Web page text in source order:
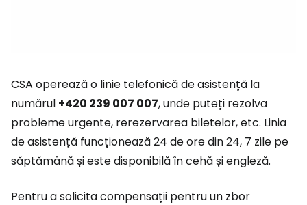
CSA operează o linie telefonică de asistență la
numărul +420 239 007 007, unde puteți rezolva
probleme urgente, rerezervarea biletelor, etc. Linia
de asistență funcționează 24 de ore din 24, 7 zile pe
săptămână și este disponibilă în cehă și engleză.
Pentru a solicita compensații pentru un zbor